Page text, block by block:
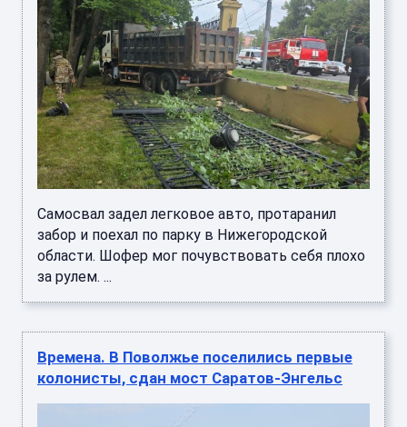
Самосвал задел легковое авто, протаранил
забор и поехал по парку в Нижегородской
области. Шофер мог почувствовать себя плохо
за рулем. ...
Времена. В Поволжье поселились первые
колонисты, сдан мост Саратов-Энгельс